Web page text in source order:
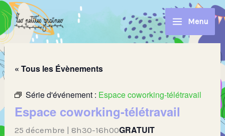
Aller
au
contenu
Menu
« Tous les Évènements
Série d'événement : Espace coworking-télétravail
Espace coworking-télétravail
25 décembre | 8h30-16h00GRATUIT